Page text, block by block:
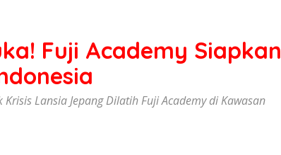
Fuji Academy Siapkan
Lansia Jepang Dilatih Fuji Academy di Kawasan